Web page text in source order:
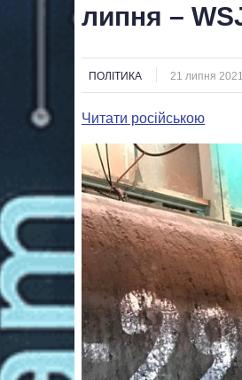
липня –
ПОЛІТИКА 21 липня
Читати російською